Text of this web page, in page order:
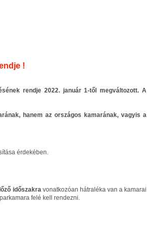
!
rendje 2022. január 1-től megváltozott. A
hanem az országos kamarának, vagyis a
érdekében.
időszakravonatkozóan hátraléka van a kamarai
felé kell rendezni.